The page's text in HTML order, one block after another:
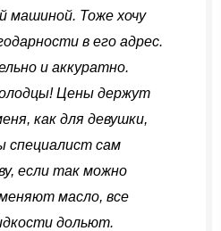
машиной. Тоже хочу
в его адрес.
и аккуратно.
Цены держут
как для девушки,
специалист сам
если так можно
масло, все
дольют.